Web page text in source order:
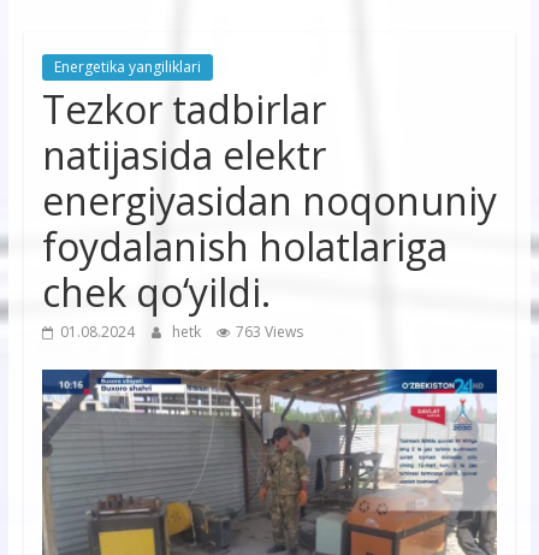
korxonasi”
Energetika yangiliklari
Tezkor tadbirlar
natijasida elektr
energiyasidan noqonuniy
foydalanish holatlariga
chek qo‘yildi.
01.08.2024 hetk 763 Views